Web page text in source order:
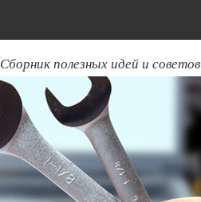
Сборник полезных идей и советов